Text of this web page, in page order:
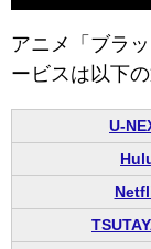
アニメ「ブラ
ービスは以下の
U-